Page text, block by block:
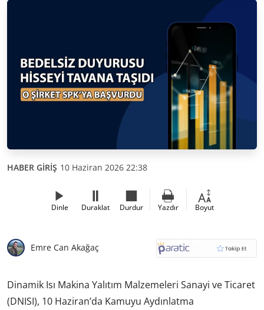
HABER GİRİŞ 10 Haziran 2026 22:38
Dinle Duraklat Durdur Yazdır Boyut
Emre Can Akağaç
Dinamik Isı Makina Yalıtım Malzemeleri Sanayi ve Ticaret
(DNISI), 10 Haziran’da Kamuyu Aydınlatma